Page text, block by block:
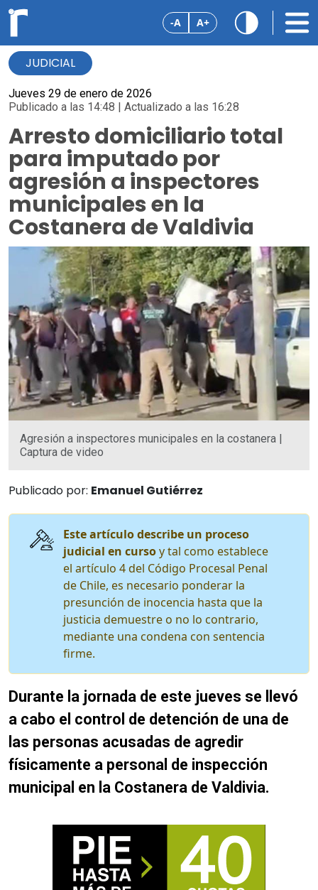
-A A+
JUDICIAL
Jueves 29 de enero de 2026
Publicado a las 14:48 | Actualizado a las 16:28
Arresto domiciliario total
para imputado por
agresión a inspectores
municipales en la
Costanera de Valdivia
Agresión a inspectores municipales en la costanera |
Captura de video
Publicado por: Emanuel Gutiérrez
Este artículo describe un proceso
judicial en cursoy tal como establece
el artículo 4 del Código Procesal Penal
de Chile, es necesario ponderar la
presunción de inocencia hasta que la
justicia demuestre o no lo contrario,
mediante una condena con sentencia
firme.
Durante la jornada de este jueves se llevó
a cabo el control de detención de una de
las personas acusadas de agredir
físicamente a personal de inspección
municipal en la Costanera de Valdivia.